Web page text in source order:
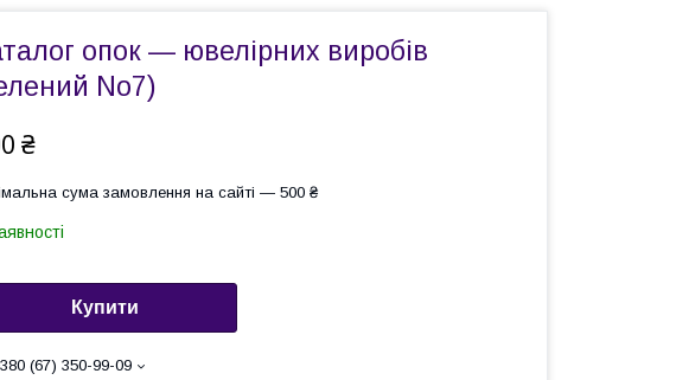
опок — ювелірних виробів
No7)
₴
сума замовлення на сайті — 500 ₴
Купити
(67) 350-99-09